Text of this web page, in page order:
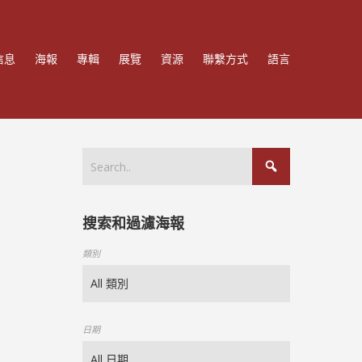
息 海報 專輯 展覽 資源 聯繫方式 語言
搜索和過濾海報
類別
日期